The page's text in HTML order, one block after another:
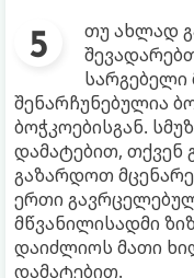
თუ ახლად
სარგებელი
შენარჩუნებულია
ბოჭკოებისგან.
დამატებით, თქვენ
გაზარდოთ
ერთი
მწვანილისადმი
დაიძლიოს მათი
დამატებით.